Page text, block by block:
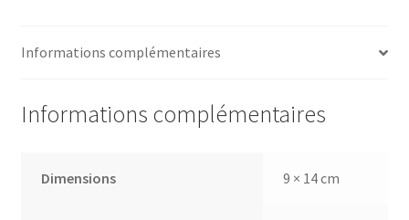
Gaz
Informations complémentaires
Informations complémentaires
Dimensions 9 × 14 cm